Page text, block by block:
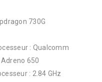
730G
: Qualcomm
650
: 2.84 GHz